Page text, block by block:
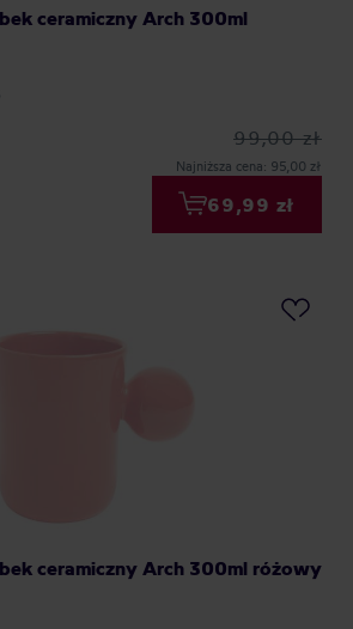
ceramiczny Arch 300ml
99,00 zł
Najniższa cena: 95,00 zł
69,99 zł
ceramiczny Arch 300ml różowy